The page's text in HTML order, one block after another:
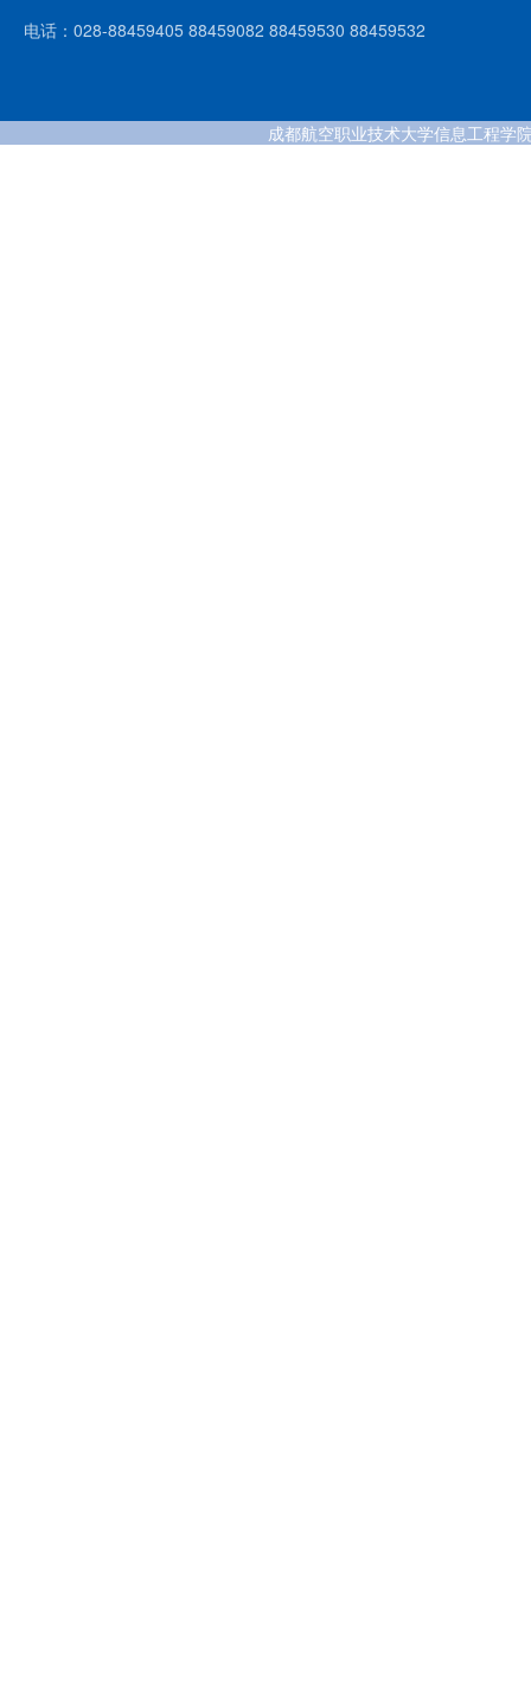
电话：028-88459405 88459082 88459530 88459532
成都航空职业技术大学信息工程